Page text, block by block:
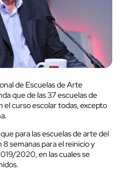
de Escuelas de Arte
que de las 37 escuelas de
el curso escolar todas, excepto
para las escuelas de arte del
8 semanas para el reinicio y
2020, en las cuales se